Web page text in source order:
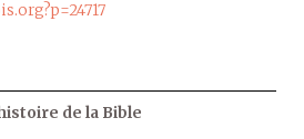
de la Bible